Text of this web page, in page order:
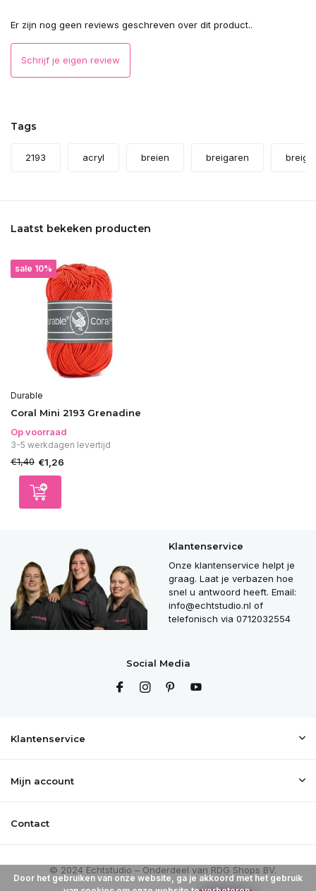
Er zijn nog geen reviews geschreven over dit product..
Schrijf je eigen review
Tags
2193 acryl breien breigaren
Laatst bekeken producten
sale 10%
Durable
Coral Mini 2193 Grenadine
Op voorraad
3-5 werkdagen levertijd
€1,40 €1,26
Klantenservice
Onze klantenservice helpt je
graag. Laat je verbazen hoe
snel u antwoord heeft. Email:
info@echtstudio.nl of
telefonisch via 0712032554
Social Media
Klantenservice
Mijn account
Contact
Door het gebruiken van onze website, ga je akkoord met het gebruik